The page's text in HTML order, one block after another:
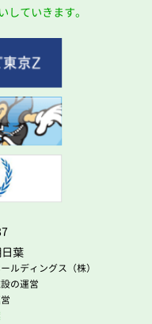
していきます。
葉
ルディングス（株）
の運営